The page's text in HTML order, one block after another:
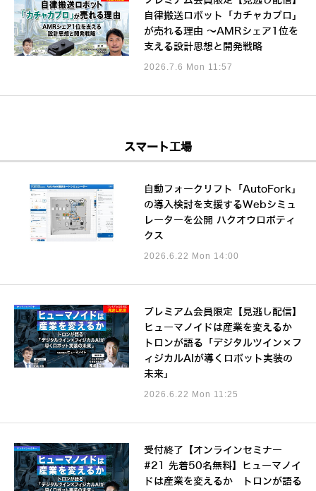
自律搬送ロボット「カチャカプロ」
が売れる理由 ～AMRシェア1位を
支える設計思想と開発戦略
2026.7.6 Mon 11:57
スマート工場
自動フォークリフト「AutoFork」
の導入検討を支援するWebシミュ
レーターを公開 ハクオウロボティ
クス
2026.6.22 Mon 14:00
プレミアム会員限定【見逃し配信】
ヒューマノイドは産業を変えるか
トロンが語る「デジタルツイン×フ
ィジカルAIが導くロボット実装の
未来」
2026.6.22 Mon 11:25
受付終了【オンラインセミナー
#21 先着50名無料】ヒューマノイ
ドは産業を変えるか トロンが語る